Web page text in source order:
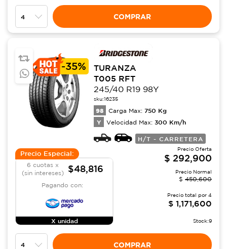
COMPRAR
-35%
TURANZA
T005 RFT
245/40 R19 98Y
sku:16235
98 Carga Max: 750 Kg
Y Velocidad Max: 300 Km/h
H/T - CARRETERA
Precio Especial:
6 cuotas x
(sin intereses)
$48,816
Pagando con:
X unidad
Precio Oferta
$ 292,900
Precio Normal
$ 450,600
Precio total por 4
$ 1,171,600
Stock:9
COMPRAR